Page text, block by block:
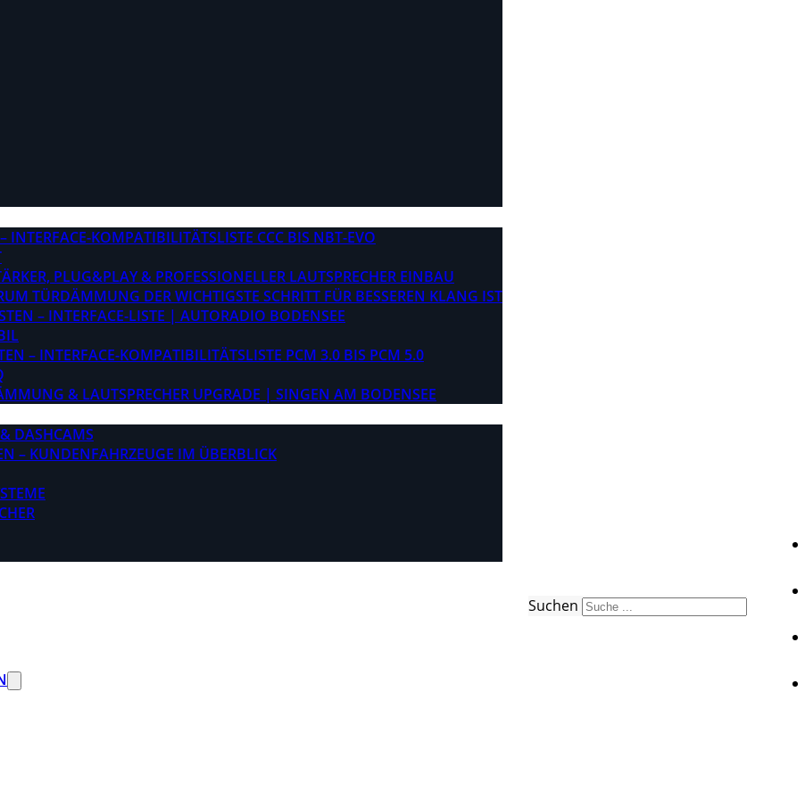
KOMPATIBILITÄTSLISTE CCC BIS NBT-EVO
PLUG&PLAY & PROFESSIONELLER LAUTSPRECHER EINBAU
TÜRDÄMMUNG DER WICHTIGSTE SCHRITT FÜR BESSEREN KLANG IST
– INTERFACE-LISTE | AUTORADIO BODENSEE
– INTERFACE-KOMPATIBILITÄTSLISTE PCM 3.0 BIS PCM 5.0
& LAUTSPRECHER UPGRADE | SINGEN AM BODENSEE
DASHCAMS
– KUNDENFAHRZEUGE IM ÜBERBLICK
Suchen